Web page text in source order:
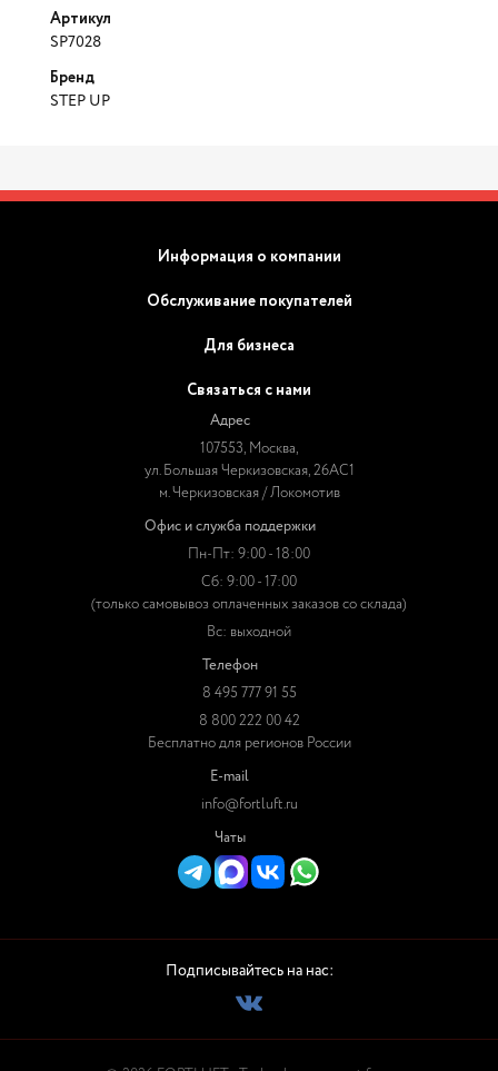
Артикул
SP7028
Бренд
STEP UP
Информация о компании
Обслуживание покупателей
Для бизнеса
Связаться с нами
Адрес
107553, Москва,
ул. Большая Черкизовская, 26АС1
м. Черкизовская / Локомотив
Офис и служба поддержки
Пн-Пт: 9:00 - 18:00
Сб: 9:00 - 17:00
(только самовывоз оплаченных заказов со склада)
Вс: выходной
Телефон
8 495 777 91 55
8 800 222 00 42
Бесплатно для регионов России
E-mail
info@fortluft.ru
Чаты
Подписывайтесь на нас: